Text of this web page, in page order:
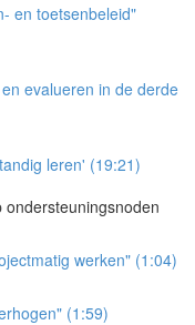
en toetsenbeleid"
evalueren in de derde
leren' (19:21)
werken" (1:04)
(1:59)